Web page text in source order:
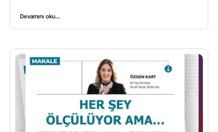
Devamını oku...